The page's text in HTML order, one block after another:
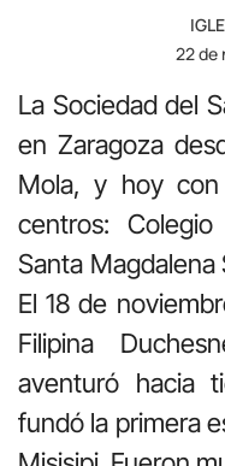
22 de
La Sociedad del
en Zaragoza
Mola, y hoy
centros:
Santa Magdalena
El 18 de
Filipina
aventuró hacia
fundó la primera